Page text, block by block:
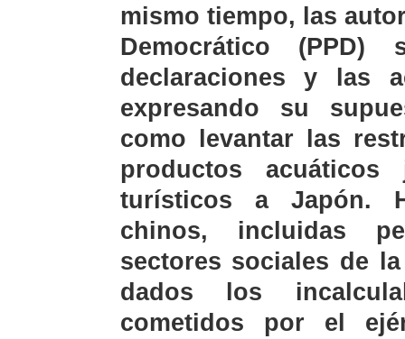
mismo tiempo, las
Democrático
declaraciones y las
expresando su
como levantar las
productos
turísticos a Japón.
chinos, incluidas
sectores sociales de
dados los
cometidos por el